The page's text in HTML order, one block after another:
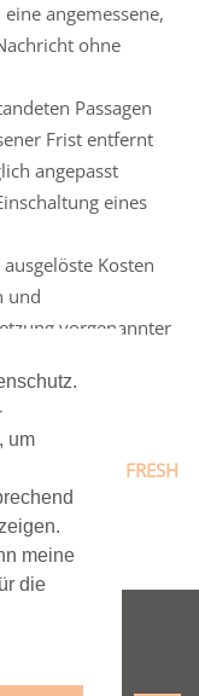
um
meine
die
eine angemessene,
ohne
Passagen
Frist entfernt
angepasst
eines
Kosten
und
vorgenannter
♥ by
TEAM FRESH